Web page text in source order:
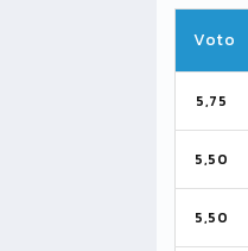
Voto
5,75
5,50
5,50